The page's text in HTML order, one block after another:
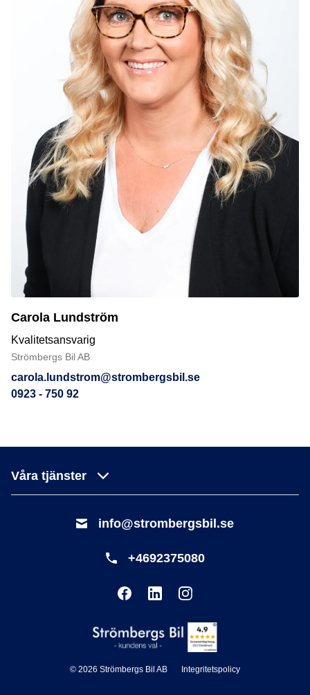
Carola Lundström
Kvalitetsansvarig
Strömbergs Bil AB
carola.lundstrom@strombergsbil.se
0923 - 750 92
Våra tjänster
info@strombergsbil.se
+4692375080
© 2026 Strömbergs Bil AB Integritetspolicy